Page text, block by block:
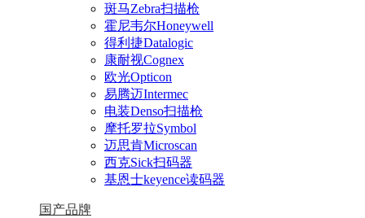
斑马Zebra扫描枪
霍尼韦尔Honeywell
得利捷Datalogic
康耐视Cognex
欧光Opticon
易腾迈Intermec
电装Denso扫描枪
摩托罗拉Symbol
迈思肯Microscan
西克Sick扫码器
基恩士keyence读码器
国产品牌